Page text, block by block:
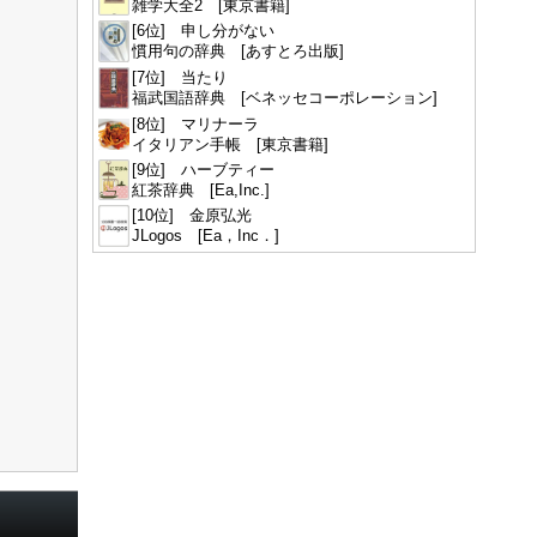
雑学大全2 [東京書籍]
[6位] 申し分がない
慣用句の辞典 [あすとろ出版]
[7位] 当たり
福武国語辞典 [ベネッセコーポレーション]
[8位] マリナーラ
イタリアン手帳 [東京書籍]
[9位] ハーブティー
紅茶辞典 [Ea,Inc.]
[10位] 金原弘光
JLogos [Ea，Inc．]